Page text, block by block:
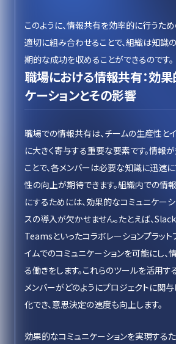
このように、情報共有を効率的に行うた
適切に組み合わせることで、組織は知識
期的な成功を収めることができるのです。
職場における情報共有：効
ケーションとその影響
職場での情報共有は、チームの生産性と
に大きく寄与する重要な要素です。情報
ことで、各メンバーは必要な知識に迅速に
性の向上が期待できます。組織内での情
にするためには、効果的なコミュニケー
スの導入が欠かせません。たとえば、
Teamsといったコラボレーションプラット
イムでのコミュニケーションを可能にし
る働きをします。これらのツールを活用す
メンバーがどのようにプロジェクトに関
化でき、意思決定の速度も向上します。
効果的なコミュニケーションを実現する